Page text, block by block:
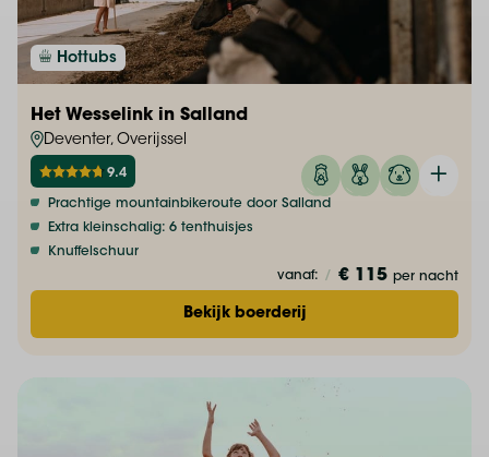
Hottubs
Het Wesselink in Salland
Deventer, Overijssel
9.4
Prachtige mountainbikeroute door Salland
Extra kleinschalig: 6 tenthuisjes
Knuffelschuur
vanaf: / € 115 per nacht
Bekijk boerderij